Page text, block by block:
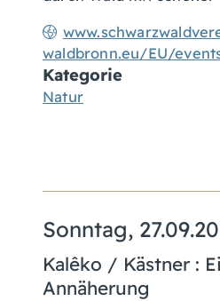
waldbronn.eu/EU/
Kategorie
Natur
Sonntag,
Kalêko / Kästner :
Annäherung